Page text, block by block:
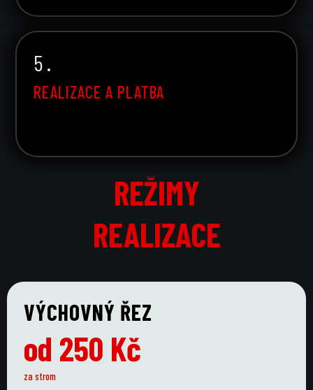
5 .
REALIZACE A PLATBA
REŽIMY
REŽIMY
REALIZACE
REALIZACE
VÝCHOVNÝ ŘEZ
od 250 Kč
za strom